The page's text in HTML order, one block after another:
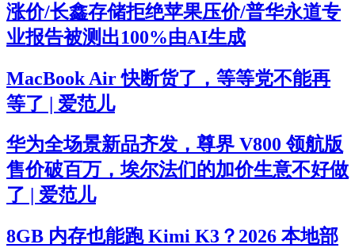
涨价/长鑫存储拒绝苹果压价/普华永道专
业报告被测出100%由AI生成
MacBook Air 快断货了，等等党不能再
等了 | 爱范儿
华为全场景新品齐发，尊界 V800 领航版
售价破百万，埃尔法们的加价生意不好做
了 | 爱范儿
8GB 内存也能跑 Kimi K3？2026 本地部